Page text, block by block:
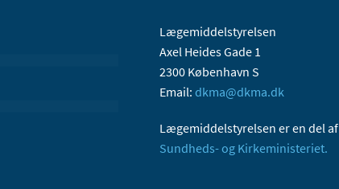
Lægemiddelstyrelsen
Axel Heides Gade 1
2300 København S
Email: dkma@dkma.dk
Lægemiddelstyrelsen er en del af
Sundheds- og Kirkeministeriet.